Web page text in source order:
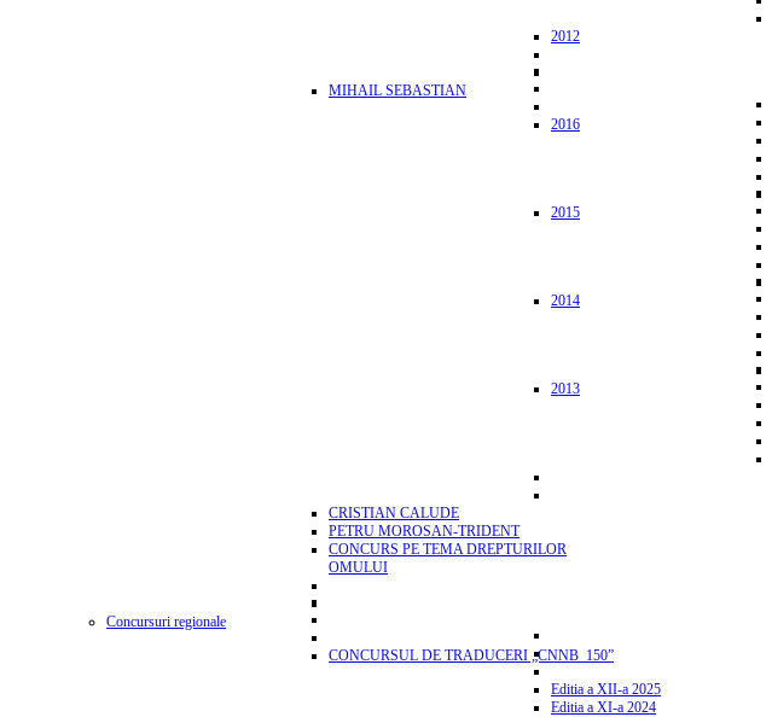
2012
MIHAIL SEBASTIAN
2016
2015
2014
2013
CRISTIAN CALUDE
PETRU MOROSAN-TRIDENT
CONCURS PE TEMA DREPTURILOR
OMULUI
Concursuri regionale
CONCURSUL DE TRADUCERI „CNNB_150”
Editia a XII-a 2025
Editia a XI-a 2024